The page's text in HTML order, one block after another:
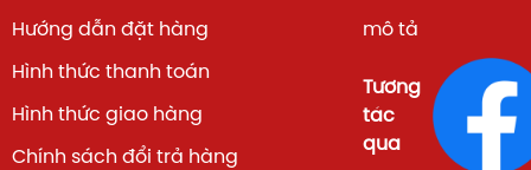
Hướng dẫn đặt hàng
Hình thức thanh toán
Hình thức giao hàng
Chính sách đổi trả hàng
mô tả
Tương
tác
qua